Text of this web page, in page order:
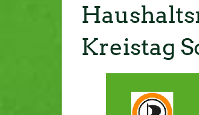
Kreistag